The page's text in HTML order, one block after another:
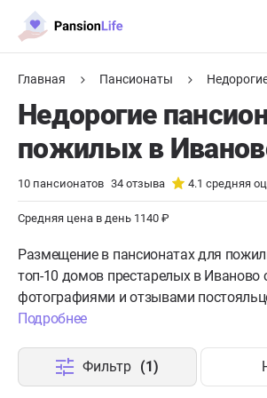
Главная Пансионаты
Недорогие
пожилых в
10 пансионатов 34 отзыва 4.1 средняя
Средняя цена в день 1140 ₽
Размещение в пансионатах для
топ-10 домов престарелых в Иваново
фотографиями и отзывами
Подробнее
Фильтр (1)